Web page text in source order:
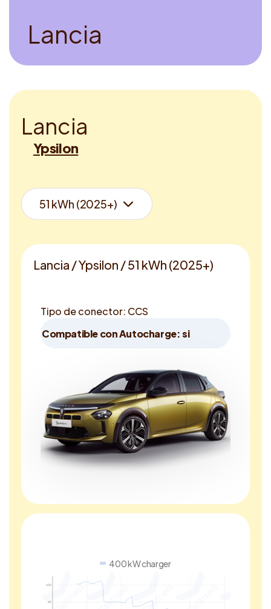
Lancia
Lancia
Ypsilon
Lancia / Ypsilon / 51 kWh (2025+)
Tipo de conector: CCS
Compatible con Autocharge: si
400 kW charger
80
100